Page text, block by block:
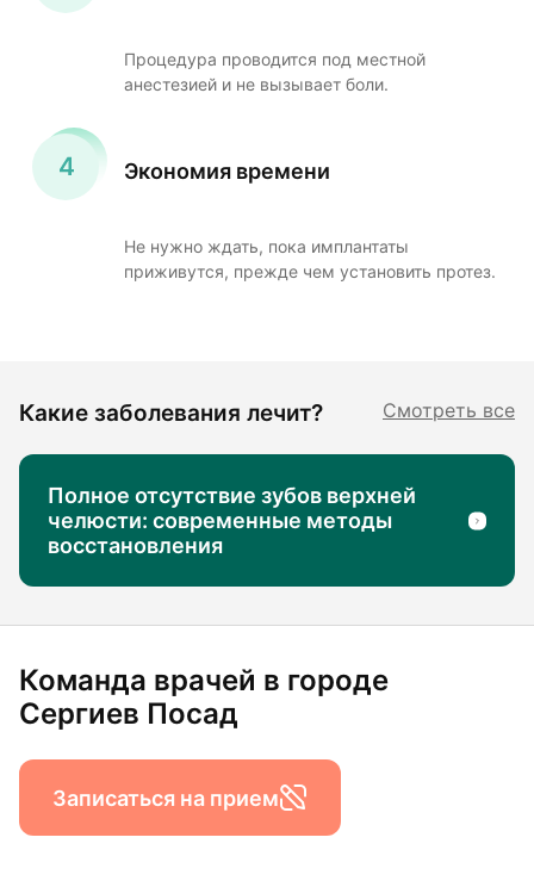
Процедура проводится под местной
анестезией и не вызывает боли.
Экономия времени
Не нужно ждать, пока имплантаты
приживутся, прежде чем установить протез.
Какие заболевания лечит? Смотреть все
Полное отсутствие зубов верхней
челюсти: современные методы
восстановления
Команда врачей в городе
Сергиев Посад
Записаться на прием